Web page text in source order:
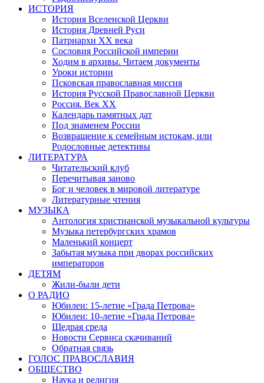
ИСТОРИЯ
История Вселенской Церкви
История Древней Руси
Патриархи XX века
Сословия Российской империи
Ходим в архивы. Читаем документы
Уроки истории
Псковская православная миссия
История Русской Православной Церкви
Россия. Век ХХ
Календарь памятных дат
Под знаменем России
Возвращение к семейным истокам, или
Родословные детективы
ЛИТЕРАТУРА
Читательский клуб
Перечитывая заново
Бог и человек в мировой литературе
Литературные чтения
МУЗЫКА
Антология христианской музыкальной культуры
Музыка петербургских храмов
Маленький концерт
Забытая музыка при дворах российских
императоров
ДЕТЯМ
Жили-были дети
О РАДИО
Юбилеи: 15-летие «Града Петрова»
Юбилеи: 10-летие «Града Петрова»
Щедрая среда
Новости Сервиса скачиваний
Обратная связь
ГОЛОС ПРАВОСЛАВИЯ
ОБЩЕСТВО
Наука и религия